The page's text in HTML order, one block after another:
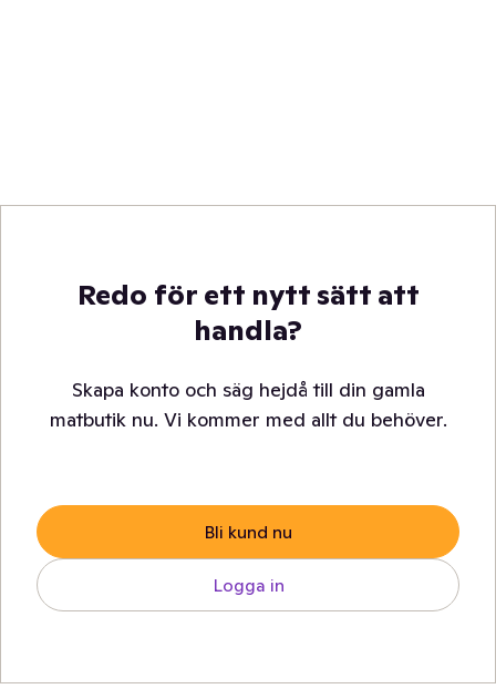
Redo för ett nytt sätt att
handla?
Skapa konto och säg hejdå till din gamla
matbutik nu. Vi kommer med allt du behöver.
Bli kund nu
Logga in